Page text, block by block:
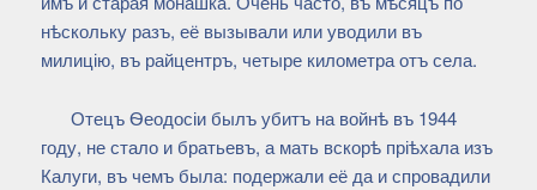
нѣскольку разъ, её вызывали или уводили въ
милицію, въ райцентръ, четыре километра отъ села.
Отецъ Ѳеодосіи былъ убитъ на войнѣ въ 1944
году, не стало и братьевъ, а мать вскорѣ пріѣхала изъ
Калуги, въ чемъ была: подержали её да и спровадили